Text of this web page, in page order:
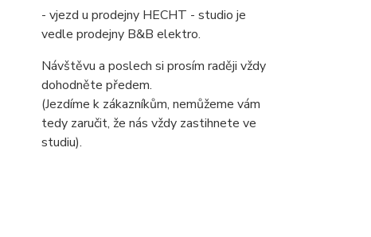
- vjezd u prodejny HECHT - studio je
vedle prodejny B&B elektro.
Návštěvu a poslech si prosím raději vždy
dohodněte předem.
(Jezdíme k zákazníkům, nemůžeme vám
tedy zaručit, že nás vždy zastihnete ve
studiu).